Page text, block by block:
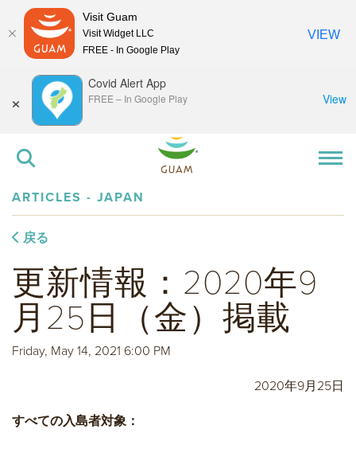
×
Covid Alert App
FREE – In Google Play View
ARTICLES - JAPAN
戻る
更新情報：2020年9
月25日（金）掲載
Friday, May 14, 2021 6:00 PM
2020年9月25日
すべての入島者対象：
Visit Guam
Visit Widget LLC
FREE - In Google Play
VIEW